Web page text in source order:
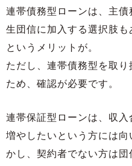
連帯債務型ローンは、主
生団信に加入する選択肢
というメリットが。
ただし、連帯債務型を取
ため、確認が必要です。
連帯保証型ローンは、収
増やしたいという方には
かし、契約者でない方は